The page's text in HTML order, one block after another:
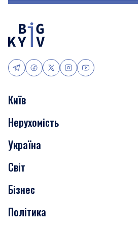
Київ
Події
Скандали
Нерухомість
Транспорт
Нерухомість
Україна
Світ
Бізнес
Політика